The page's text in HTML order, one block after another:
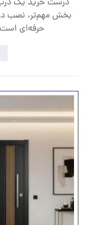
بخش مهم‌تر، نصب
حرفه‌ای